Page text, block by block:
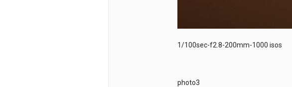
1/100sec-f2.8-200mm-1000 isos
photo3